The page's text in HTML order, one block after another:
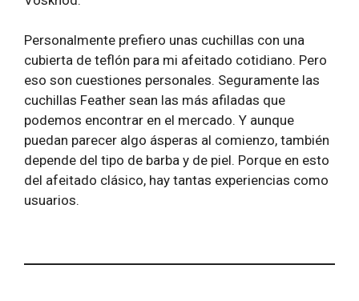
Personalmente prefiero unas cuchillas con una
cubierta de teflón para mi afeitado cotidiano. Pero
eso son cuestiones personales. Seguramente las
cuchillas Feather sean las más afiladas que
podemos encontrar en el mercado. Y aunque
puedan parecer algo ásperas al comienzo, también
depende del tipo de barba y de piel. Porque en esto
del afeitado clásico, hay tantas experiencias como
usuarios.